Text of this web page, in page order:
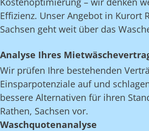
Effizienz. Unser Angebot in Kurort
Sachsen geht weit über das
Analyse Ihres
Wir prüfen Ihre bestehenden
Einsparpotenziale auf und
bessere Alternativen für ihren
Rathen, Sachsen vor.
Waschquotenanalyse